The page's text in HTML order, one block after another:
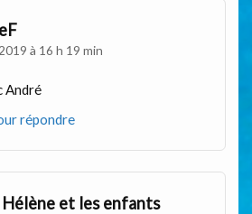
à 16 h 19 min
André
répondre
et les enfants